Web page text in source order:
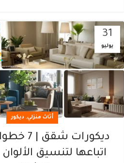
31
يوليو
أثاث منزلي, ديكور
ديكورات
اتباعها لتنسيق